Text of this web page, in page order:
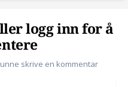
logg inn for å
skrive en kommentar